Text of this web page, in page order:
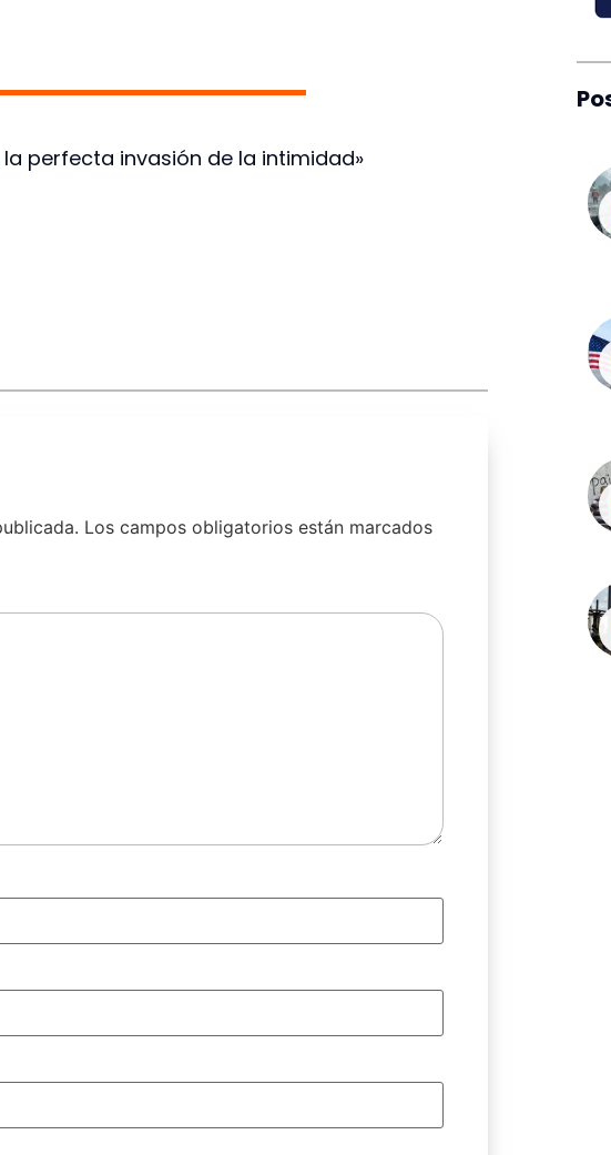
la perfecta invasión de la intimidad»
Los campos obligatorios están marcados